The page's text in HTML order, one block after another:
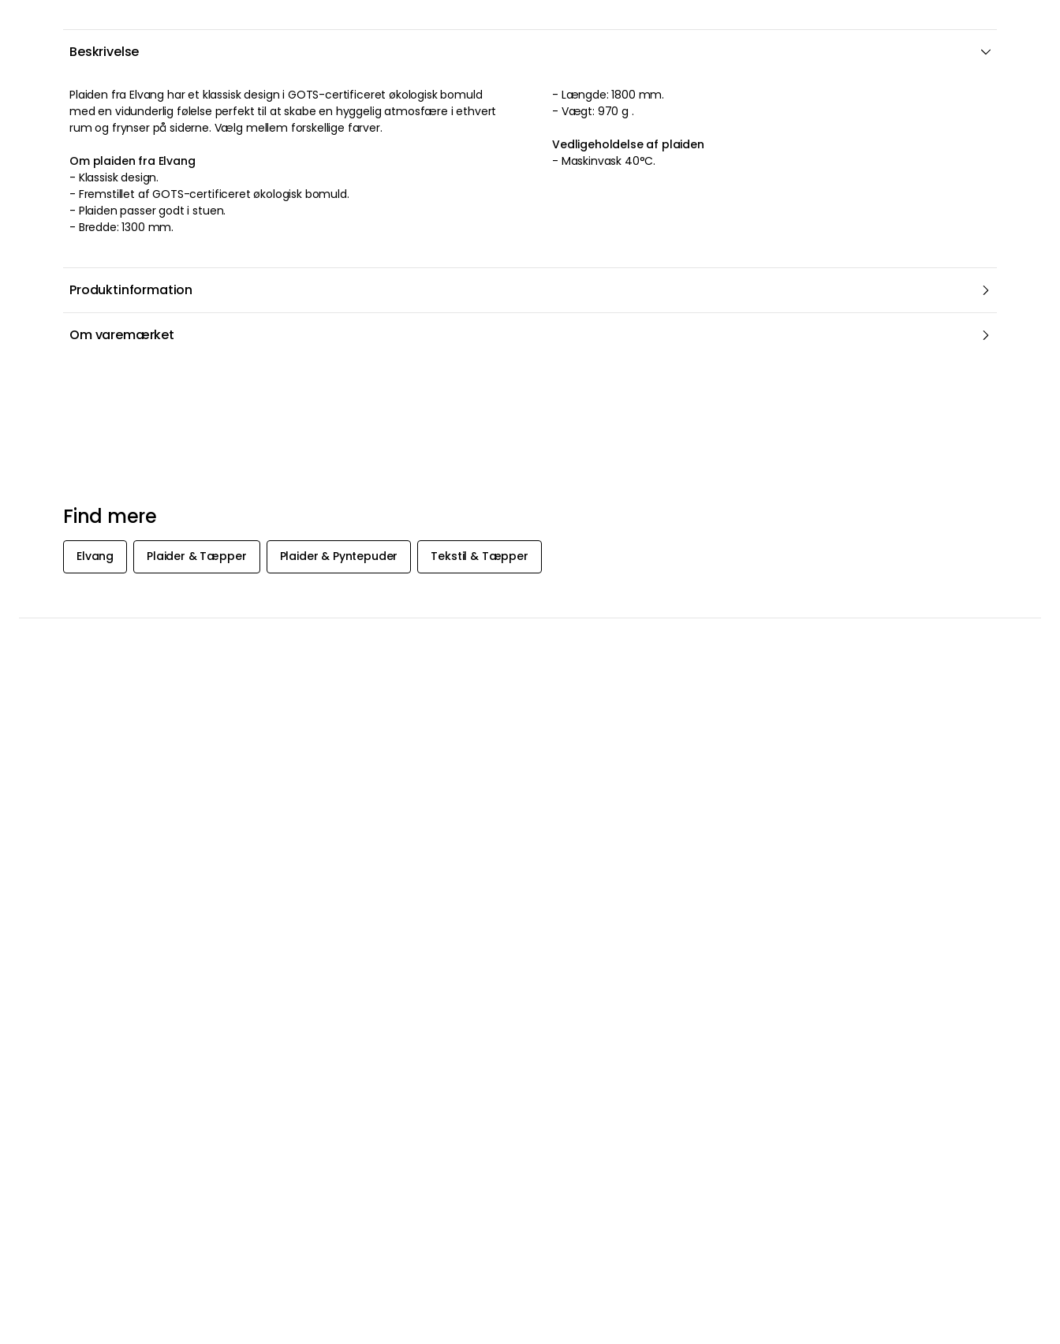
Beskrivelse
Plaiden fraElvang har et klassiskdesign i GOTS-certificeret økologisk bomuld
med en vidunderlig følelse perfekt til at skabe en hyggelig atmosfære i ethvert
rum og frynser på siderne. Vælg mellem forskellige farver.
Om plaiden fra Elvang
- Klassiskdesign.
- Fremstillet afGOTS-certificeret økologisk bomuld.
- Plaiden passer godt i stuen.
- Bredde: 1300 mm.
- Længde: 1800 mm.
-
Vægt: 970 g .
Vedligeholdelse af plaiden
- Maskinvask 40°C.
Produktinformation
Om varemærket
Find mere
Elvang Plaider & Tæpper Plaider & Pyntepuder Tekstil & Tæpper